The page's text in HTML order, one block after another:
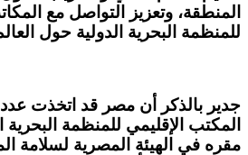
المنطقة، وتعزيز التواصل مع
للمنظمة البحرية الدولية حول
جدير بالذكر أن مصر قد اتخذت عدد
المكتب الإقليمي للمنظمة البحرية
مقره في الهيئة المصرية لسلامة